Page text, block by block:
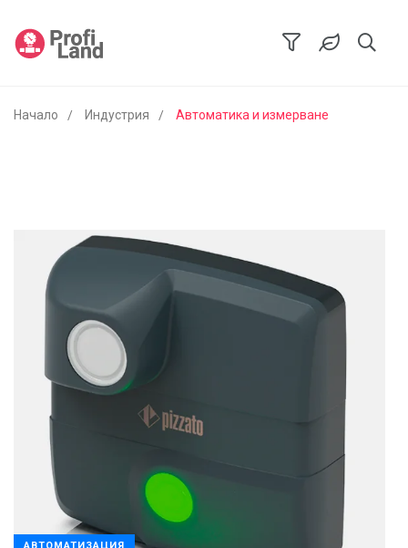
Начало Индустрия Автоматика и измерване